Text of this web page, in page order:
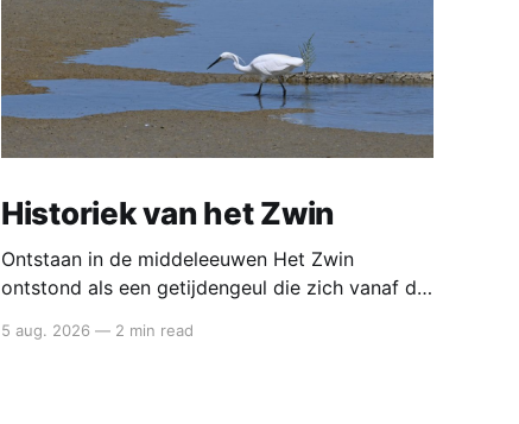
Historiek van het Zwin
Ontstaan in de middeleeuwen Het Zwin
ontstond als een getijdengeul die zich vanaf de
Door een combinatie van stormvloeden,
5 aug. 2026 — 2 min read